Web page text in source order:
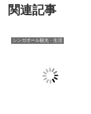
関連記事
シンガポール観光・生活